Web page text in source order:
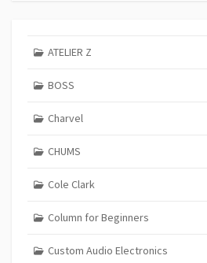
ATELIER Z
BOSS
Charvel
CHUMS
Cole Clark
Column for Beginners
Custom Audio Electronics